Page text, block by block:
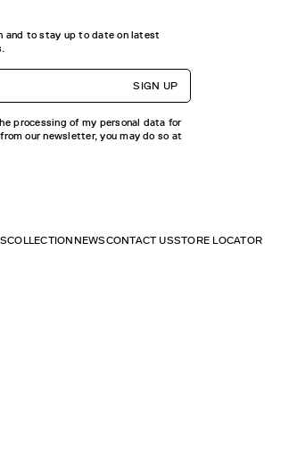
and to stay up to date on latest
SIGN UP
processing of my personal data for
our newsletter, you may do so at
COLLECTION NEWSCONTACT USSTORE LOCATOR